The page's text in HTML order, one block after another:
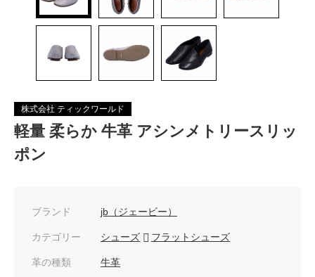
株式会社 ティックワールド
軽量 柔らか 牛革 アシンメトリースリッ
ポン
ブランド jb（ジェービー）
カテゴリー シューズ フラットシューズ
革の種類 牛革